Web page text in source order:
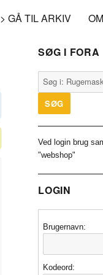
> GÅ TIL ARKIV
SØG I FORA
Ved login brug
"webshop"
LOGIN
Brugernavn:
Kodeord: